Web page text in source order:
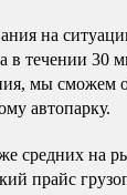
на
в течении 30
мы сможем
автопарку.
средних на
прайс